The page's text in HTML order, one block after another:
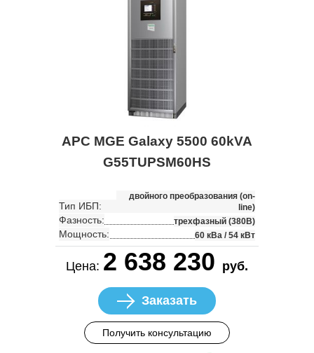
APC MGE Galaxy 5500 60kVA
G55TUPSM60HS
Тип ИБП:
двойного преобразования (on-
line)
Фазность: трехфазный (380В)
Мощность: 60 кВа / 54 кВт
Цена: 2 638 230 руб.
Заказать
Получить консультацию